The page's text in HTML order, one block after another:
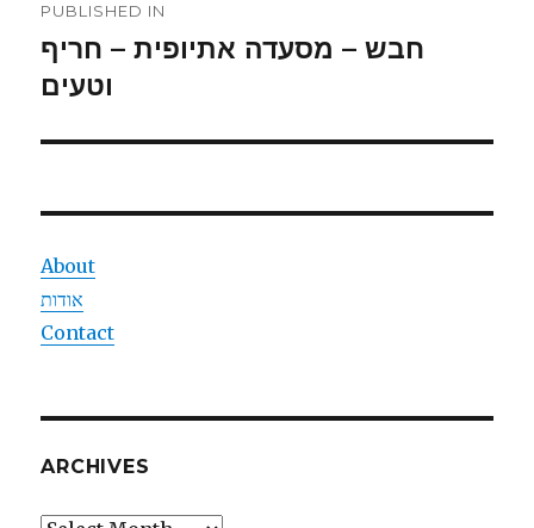
navigation
PUBLISHED IN
חבש – מסעדה אתיופית – חריף
וטעים
About
אודות
Contact
ARCHIVES